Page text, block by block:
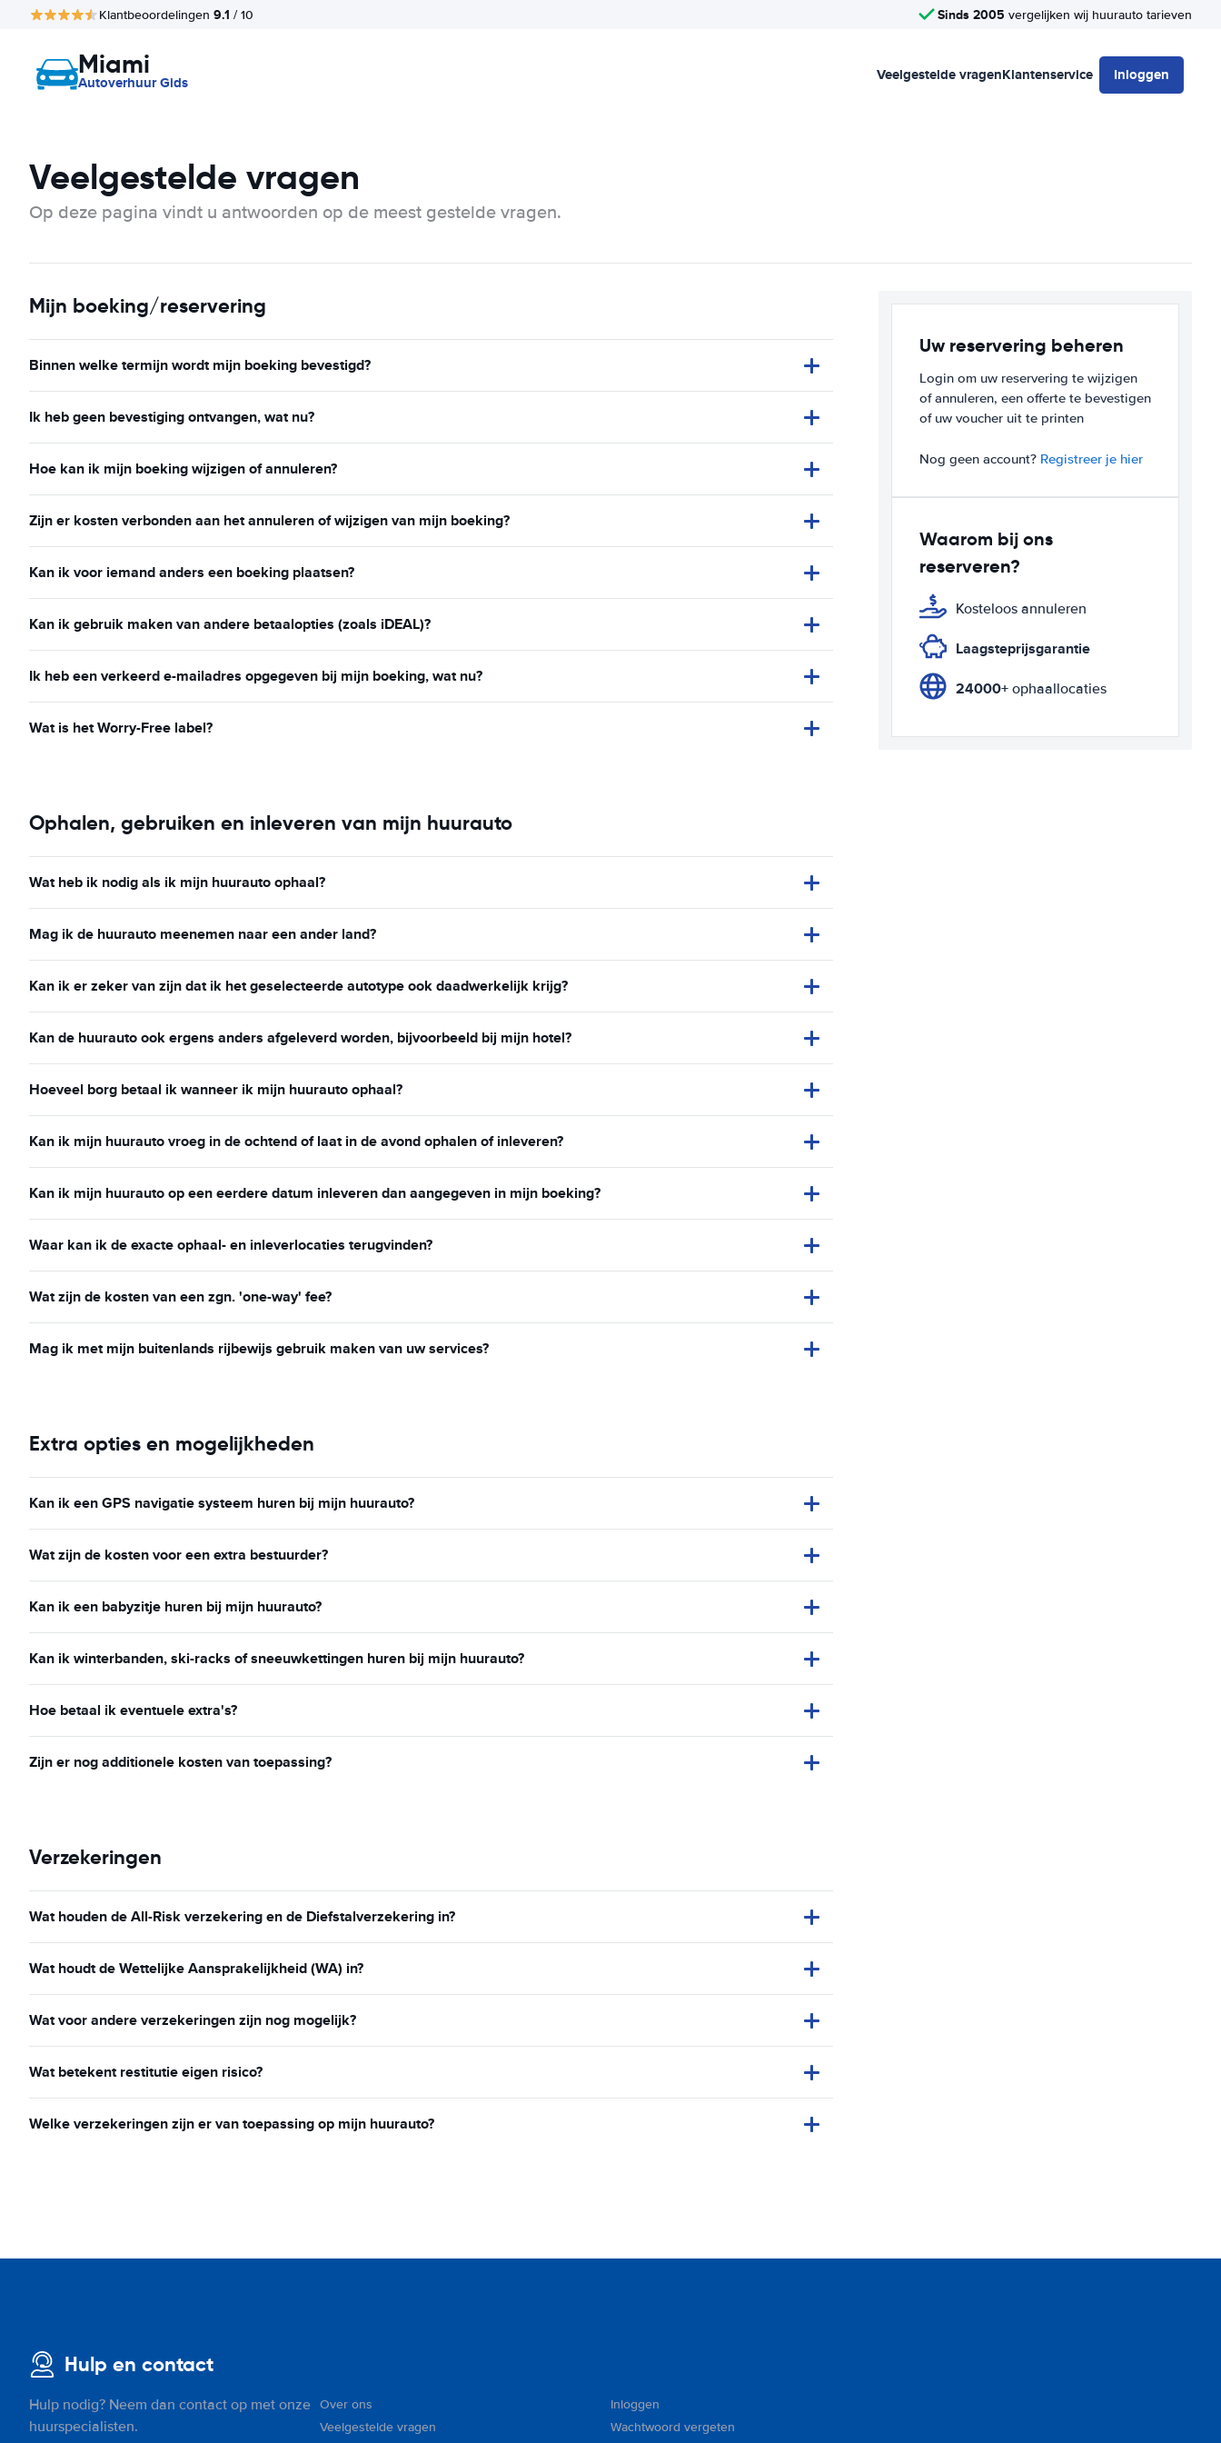
Klantbeoordelingen 9.1 / 10 Sinds 2005 vergelijken wij huurauto tarieven
Miami
Autoverhuur Gids Veelgestelde vragenKlantenservice Inloggen
Veelgestelde vragen
Op deze pagina vindt u antwoorden op de meest gestelde vragen.
Mijn boeking/reservering
Binnen welke termijn wordt mijn boeking bevestigd?
Ik heb geen bevestiging ontvangen, wat nu?
Hoe kan ik mijn boeking wijzigen of annuleren?
Zijn er kosten verbonden aan het annuleren of wijzigen van mijn boeking?
Kan ik voor iemand anders een boeking plaatsen?
Kan ik gebruik maken van andere betaalopties (zoals iDEAL)?
Ik heb een verkeerd e-mailadres opgegeven bij mijn boeking, wat nu?
Wat is het Worry-Free label?
Ophalen, gebruiken en inleveren van mijn huurauto
Wat heb ik nodig als ik mijn huurauto ophaal?
Mag ik de huurauto meenemen naar een ander land?
Kan ik er zeker van zijn dat ik het geselecteerde autotype ook daadwerkelijk krijg?
Kan de huurauto ook ergens anders afgeleverd worden, bijvoorbeeld bij mijn hotel?
Hoeveel borg betaal ik wanneer ik mijn huurauto ophaal?
Kan ik mijn huurauto vroeg in de ochtend of laat in de avond ophalen of inleveren?
Kan ik mijn huurauto op een eerdere datum inleveren dan aangegeven in mijn boeking?
Waar kan ik de exacte ophaal- en inleverlocaties terugvinden?
Wat zijn de kosten van een zgn. 'one-way' fee?
Mag ik met mijn buitenlands rijbewijs gebruik maken van uw services?
Extra opties en mogelijkheden
Kan ik een GPS navigatie systeem huren bij mijn huurauto?
Wat zijn de kosten voor een extra bestuurder?
Kan ik een babyzitje huren bij mijn huurauto?
Kan ik winterbanden, ski-racks of sneeuwkettingen huren bij mijn huurauto?
Hoe betaal ik eventuele extra's?
Zijn er nog additionele kosten van toepassing?
Verzekeringen
Wat houden de All-Risk verzekering en de Diefstalverzekering in?
Wat houdt de Wettelijke Aansprakelijkheid (WA) in?
Wat voor andere verzekeringen zijn nog mogelijk?
Wat betekent restitutie eigen risico?
Welke verzekeringen zijn er van toepassing op mijn huurauto?
Uw reservering beheren
Login om uw reservering te wijzigen
of annuleren, een offerte te bevestigen
of uw voucher uit te printen
Nog geen account? Registreer je hier
Waarom bij ons
reserveren?
Kosteloos annuleren
Laagsteprijsgarantie
24000+ ophaallocaties
Hulp en contact
Hulp nodig? Neem dan contact op met onze
huurspecialisten.
Over ons
Veelgestelde vragen
Inloggen
Wachtwoord vergeten